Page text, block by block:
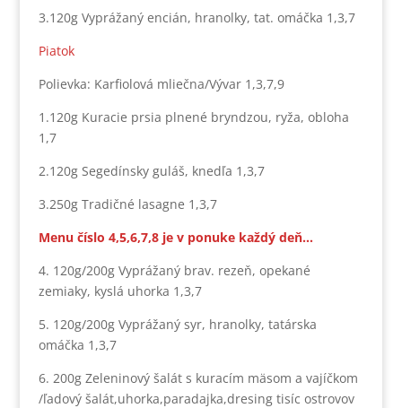
3.120g Vyprážaný encián, hranolky, tat. omáčka 1,3,7
Piatok
Polievka: Karfiolová mliečna/Vývar 1,3,7,9
1.120g Kuracie prsia plnené bryndzou, ryža, obloha
1,7
2.120g Segedínsky guláš, knedľa 1,3,7
3.250g Tradičné lasagne 1,3,7
Menu číslo 4,5,6,7,8 je v ponuke každý deň…
4. 120g/200g Vyprážaný brav. rezeň, opekané
zemiaky, kyslá uhorka 1,3,7
5. 120g/200g Vyprážaný syr, hranolky, tatárska
omáčka 1,3,7
6. 200g Zeleninový šalát s kuracím mäsom a vajíčkom
/ľadový šalát,uhorka,paradajka,dresing tisíc ostrovov